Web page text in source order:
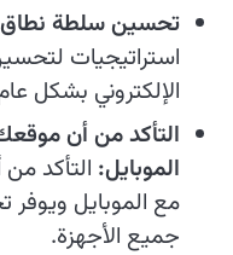
تحسين سلطة نطاق
استراتيجيات
الإلكتروني بشكل
التأكد من أن
الموبايل: التأكد
مع الموبايل
جميع الأجهزة.